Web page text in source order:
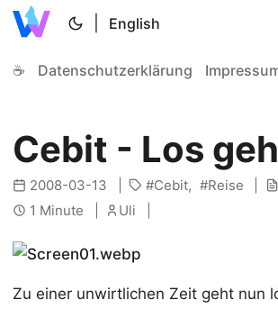
English
☕ Datenschutzerklärung
Cebit - Los
2008-03-13 Cebit Reise
1 Minute
Uli
Zu einer unwirtlichen Zeit geht nun